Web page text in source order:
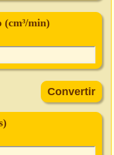
min)